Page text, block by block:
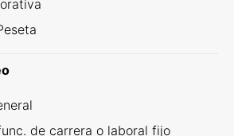
de carrera o laboral fijo